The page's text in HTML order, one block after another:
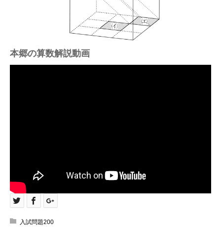
本郷の算数解説動画
入試問題200